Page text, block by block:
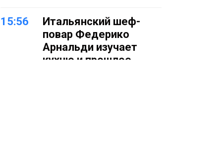
15:56
Итальянский шеф-
повар Федерико
Арнальди изучает
кухню и прошлое